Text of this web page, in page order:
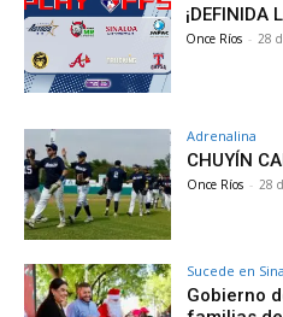
¡DEFINIDA
Once Ríos - 28
Adrenalina
CHUYÍN
Once Ríos - 28
Sucede en
Gobierno